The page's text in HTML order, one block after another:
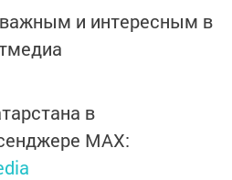
и интересным в
в
MАХ: